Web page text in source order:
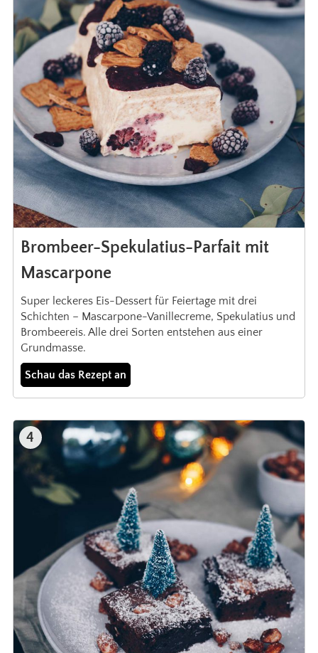
Brombeer-Spekulatius-Parfait mit
Mascarpone
Super leckeres Eis-Dessert für Feiertage mit drei
Schichten – Mascarpone-Vanillecreme, Spekulatius und
Brombeereis. Alle drei Sorten entstehen aus einer
Grundmasse.
Schau das Rezept an
4